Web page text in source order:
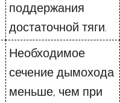
поддержания
достаточной тяги.
Необходимое
сечение дымохода
меньше, чем при